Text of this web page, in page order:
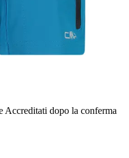
Accreditati dopo la conferma